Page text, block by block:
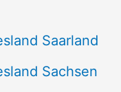
Saarland
Sachsen